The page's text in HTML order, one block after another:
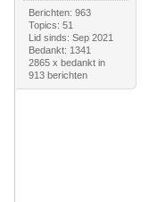
Berichten: 963
Topics: 51
Lid sinds: Sep 2021
Bedankt: 1341
2865 x bedankt in
913 berichten